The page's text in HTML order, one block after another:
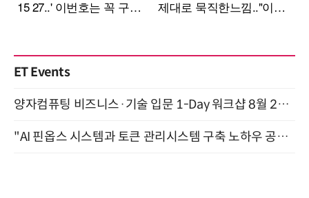
ET Events
양자컴퓨팅 비즈니스·기술 입문 1-Day 워크샵 8월 28일 개최
"AI 핀옵스 시스템과 토큰 관리시스템 구축 노하우 공개" 잠실 한국광고문화회관 2층 대회의실 (8/21)